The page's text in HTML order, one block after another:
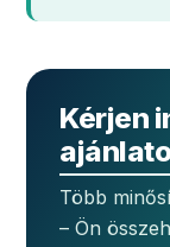
Kérjen
Több
– Ön